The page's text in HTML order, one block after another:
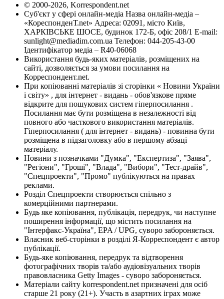
© 2000-2026, Korrespondent.net
Суб'єкт у сфері онлайн-медіа Назва онлайн-медіа –
«КореспонденТ.net» Адреса: 02091, місто Київ,
ХАРКІВСЬКЕ ШОСЕ, будинок 172-Б, офіс 208/1 E-mail:
sunlight@mediadim.com.ua Телефон: 044-205-43-00
Ідентифікатор медіа – R40-06068
Використання будь-яких матеріалів, розміщених на
сайті, дозволяється за умови посилання на
Корреспондент.net.
При копіюванні матеріалів зі сторінки « Новини України
і світу» , для інтернет - видань - обов'язкове пряме
відкрите для пошукових систем гіперпосилання .
Посилання має бути розміщена в незалежності від
повного або часткового використання матеріалів.
Гіперпосилання ( для інтернет - видань) - повинна бути
розміщена в підзаголовку або в першому абзаці
матеріалу.
Новини з позначками "Думка", "Експертиза", "Заява",
"Регіони", "Гроші", "Влада", "Вибори", "Тест-драйв",
"Спецпроекти", "Промо" публікуються на правах
реклами.
Розділ Спецпроекти створюється спільно з
комерційними партнерами.
Будь яке копіювання, публікація, передрук, чи наступне
поширення інформації, що містить посилання на
"Інтерфакс-Україна", EPA / UPG, суворо забороняється.
Власник веб-сторінки в розділі Я-Корреспондент є автор
публікації.
Будь-яке копіювання, передрук та відтворення
фотографічних творів та/або аудіовізуальних творів
правовласника Getty Images - суворо забороняється.
Матеріали сайту korrespondent.net призначені для осіб
старше 21 року (21+). Участь в азартних іграх може